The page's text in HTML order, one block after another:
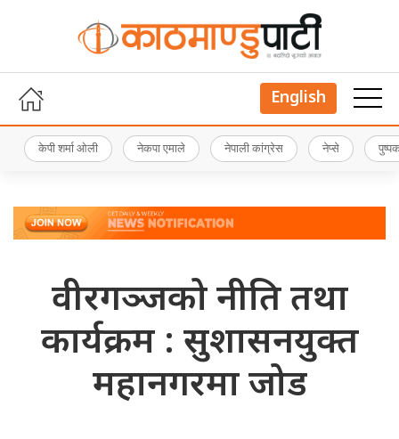
English
केपी शर्मा ओली नेकपा एमाले नेपाली कांग्रेस नेप्से
वीरगञ्जको नीति तथा
कार्यक्रम : सुशासनयुक्त
महानगरमा जोड